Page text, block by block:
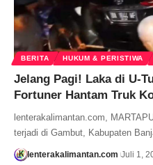
BERITA HUKUM & PERISTIWA
Jelang Pagi! Laka di U-
Fortuner Hantam Truk
lenterakalimantan.com,
terjadi di Gambut, Kabupaten
lenterakalimantan.com Juli 1,